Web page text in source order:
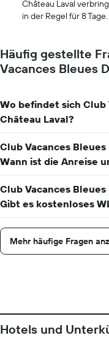
X-
die
Anzahl
vor
dem
Das
Diagramm
hat
1
Achse,
die
den
durchschnittlichen
Zimmerpreis
Château Laval
in der Regel für 8 Tage.
Häufig gestellte
Vacances Bleues
Wo befindet sich Club
Château Laval?
Club Vacances
Wann ist die Anreise
Club Vacances
Gibt es kostenloses
Mehr häufige Fragen
Hotels und